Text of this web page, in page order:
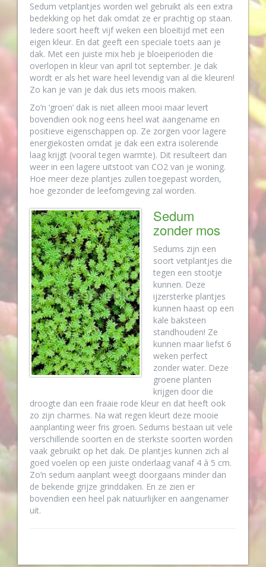
Sedum vetplantjes worden wel gebruikt als een extra
bedekking op het dak omdat ze er prachtig op staan.
Iedere soort heeft vijf weken een bloeitijd met een
eigen kleur. En dat geeft een speciale toets aan je
dak. Met een juiste mix heb je bloeiperioden die
overlopen in kleur van april tot september. Je dak
wordt er als het ware heel levendig van al die kleuren!
Zo kan je van je dak dus iets moois maken.
Zo’n ‘groen’ dak is niet alleen mooi maar levert
bovendien ook nog eens heel wat aangename en
positieve eigenschappen op. Ze zorgen voor lagere
energiekosten omdat je dak een extra isolerende
laag krijgt (vooral tegen warmte). Dit resulteert dan
weer in een lagere uitstoot van CO2 van je woning.
Hoe meer deze plantjes zullen toegepast worden,
hoe gezonder de leefomgeving zal worden.
Sedum
zonder mos
Sedums zijn een
soort vetplantjes die
tegen een stootje
kunnen. Deze
ijzersterke plantjes
kunnen haast op een
kale baksteen
standhouden! Ze
kunnen maar liefst 6
weken perfect
zonder water. Deze
groene planten
krijgen door die
droogte dan een fraaie rode kleur en dat heeft ook
zo zijn charmes. Na wat regen kleurt deze mooie
aanplanting weer fris groen. Sedums bestaan uit vele
verschillende soorten en de sterkste soorten worden
vaak gebruikt op het dak. De plantjes kunnen zich al
goed voelen op een juiste onderlaag vanaf 4 à 5 cm.
Zo’n sedum aanplant weegt doorgaans minder dan
de bekende grijze grinddaken. En ze zien er
bovendien een heel pak natuurlijker en aangenamer
uit.